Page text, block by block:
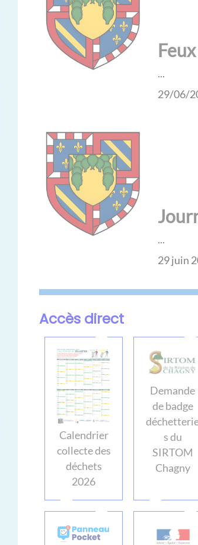
...
29/06/
...
29 juin
Accès direct
Calendrier
collecte des
déchets
2026
Demande
de badge
s du
SIRTOM
Chagny